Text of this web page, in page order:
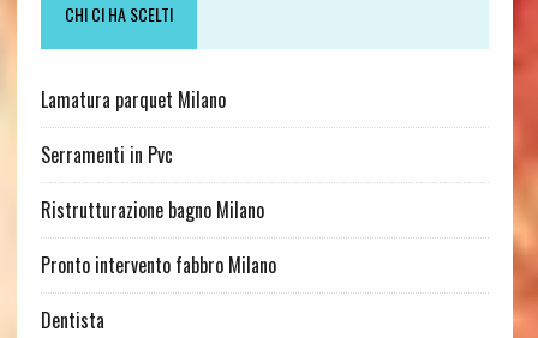
CHI CI HA SCELTI
Lamatura parquet Milano
Serramenti in Pvc
Ristrutturazione bagno Milano
Pronto intervento fabbro Milano
Dentista